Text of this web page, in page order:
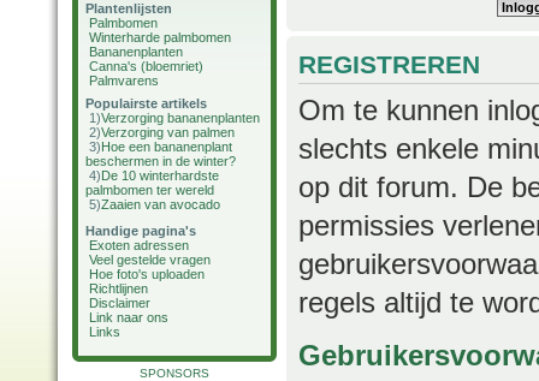
Plantenlijsten
Palmbomen
Winterharde palmbomen
Bananenplanten
Canna's (bloemriet)
Palmvarens
Populairste artikels
1)Verzorging bananenplanten
2)Verzorging van palmen
3)Hoe een bananenplant
beschermen in de winter?
4)De 10 winterhardste
palmbomen ter wereld
5)Zaaien van avocado
Handige pagina's
Exoten adressen
Veel gestelde vragen
Hoe foto's uploaden
Richtlijnen
Disclaimer
Link naar ons
Links
SPONSORS
REGISTREREN
Om te kunnen
slechts enkele
op dit forum. De
permissies
regels altijd te